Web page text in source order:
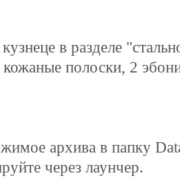
в разделе
полоски, 2
архива в папку
через лаунчер.